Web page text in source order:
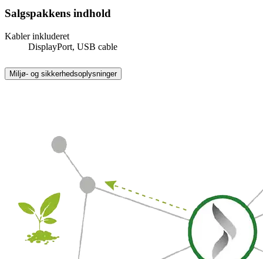
Salgspakkens indhold
Kabler inkluderet
DisplayPort, USB cable
Miljø- og sikkerhedsoplysninger